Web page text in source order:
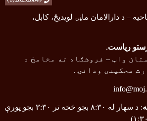
– د دارالامان ماڼۍ لویدیځ، کابل،
ریاست.
واټ – فروشګاه ته مخامخ د
مخکینۍ ودانۍ .
: د سهار له ۸:۳۰ بجو څخه تر ۳:۳۰ بجو پورې